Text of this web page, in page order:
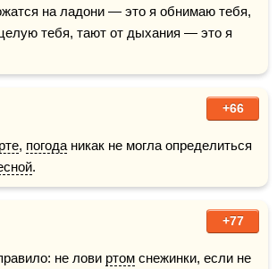
на ладони — это я обнимаю тебя,
+66
, погода никак не могла определиться
.
+77
не лови ртом снежинки, если не